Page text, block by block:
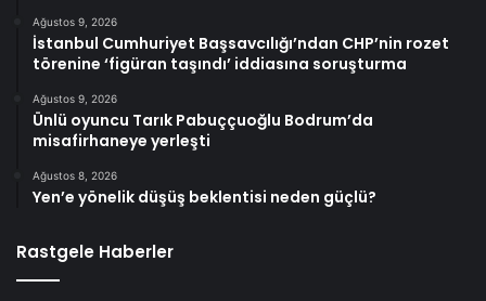
Ağustos 9, 2026
İstanbul Cumhuriyet Başsavcılığı’ndan CHP’nin rozet
törenine ‘figüran taşındı’ iddiasına soruşturma
Ağustos 9, 2026
Ünlü oyuncu Tarık Pabuççuoğlu Bodrum’da
misafirhaneye yerleşti
Ağustos 8, 2026
Yen’e yönelik düşüş beklentisi neden güçlü?
Rastgele Haberler